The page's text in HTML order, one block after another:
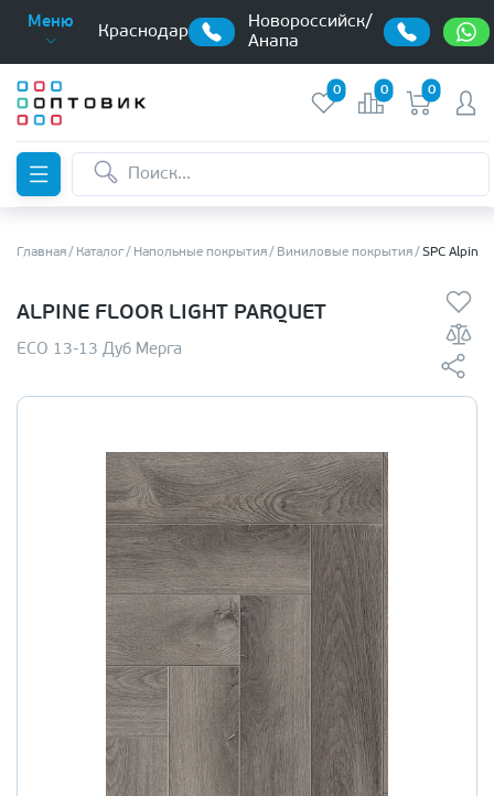
Меню
Краснодар
Новороссийск/
Анапа
0 0 0
Главная Каталог Напольные покрытия Виниловые покрытия SPC Alpine
ALPINE FLOOR LIGHT PARQUET
ECO 13-13 Дуб Мерга